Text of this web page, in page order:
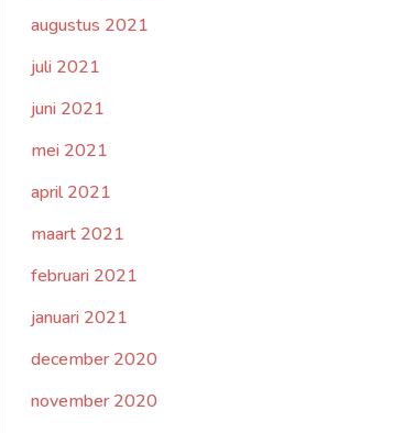
augustus 2021
juli 2021
juni 2021
mei 2021
april 2021
maart 2021
februari 2021
januari 2021
december 2020
november 2020